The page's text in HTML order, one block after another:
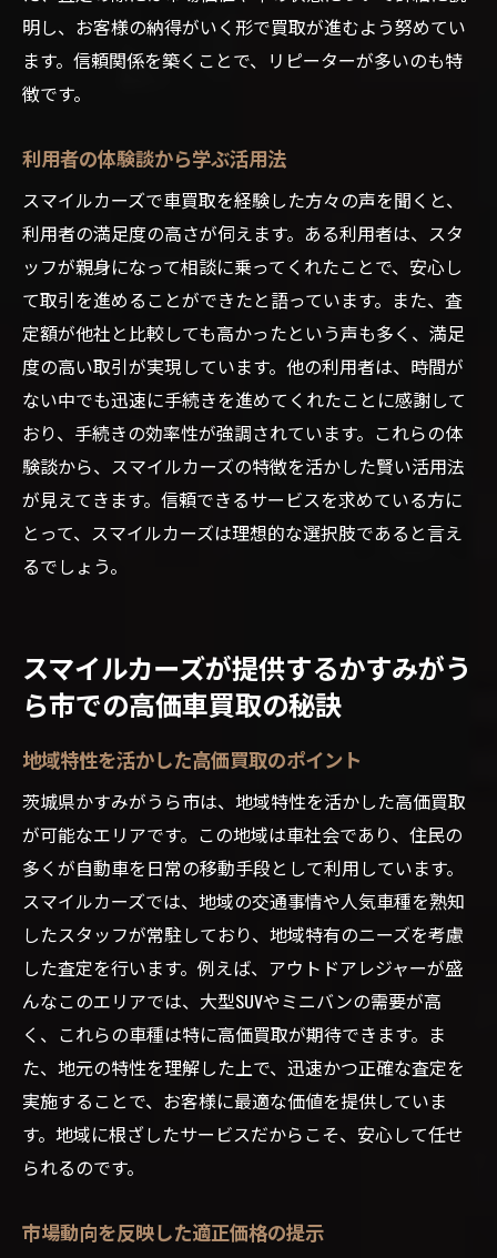
明し、お客様の納得がいく形で買取が進むよう努めてい
ます。信頼関係を築くことで、リピーターが多いのも特
徴です。
利用者の体験談から学ぶ活用法
スマイルカーズで車買取を経験した方々の声を聞くと、
利用者の満足度の高さが伺えます。ある利用者は、スタ
ッフが親身になって相談に乗ってくれたことで、安心し
て取引を進めることができたと語っています。また、査
定額が他社と比較しても高かったという声も多く、満足
度の高い取引が実現しています。他の利用者は、時間が
ない中でも迅速に手続きを進めてくれたことに感謝して
おり、手続きの効率性が強調されています。これらの体
験談から、スマイルカーズの特徴を活かした賢い活用法
が見えてきます。信頼できるサービスを求めている方に
とって、スマイルカーズは理想的な選択肢であると言え
るでしょう。
スマイルカーズが提供するかすみがう
ら市での高価車買取の秘訣
地域特性を活かした高価買取のポイント
茨城県かすみがうら市は、地域特性を活かした高価買取
が可能なエリアです。この地域は車社会であり、住民の
多くが自動車を日常の移動手段として利用しています。
スマイルカーズでは、地域の交通事情や人気車種を熟知
したスタッフが常駐しており、地域特有のニーズを考慮
した査定を行います。例えば、アウトドアレジャーが盛
んなこのエリアでは、大型SUVやミニバンの需要が高
く、これらの車種は特に高価買取が期待できます。ま
た、地元の特性を理解した上で、迅速かつ正確な査定を
実施することで、お客様に最適な価値を提供していま
す。地域に根ざしたサービスだからこそ、安心して任せ
られるのです。
市場動向を反映した適正価格の提示